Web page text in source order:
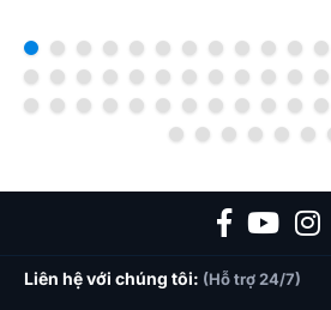
Liên hệ với chúng tôi: (Hỗ trợ 24/7)